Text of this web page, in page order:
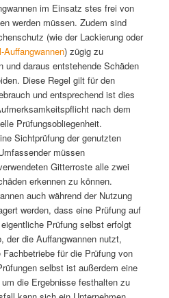
im Einsatz stes frei von
werden müssen. Zudem sind
(wie der Lackierung oder
Auffangwannen) zügig zu
und daraus entstehende Schäden
Diese Regel gilt für den
und entsprechend ist dies
nach dem
Prüfungsobliegenheit.
Sichtprüfung der genutzten
müssen
Gitterroste alle zwei
erkennen zu können.
auch während der Nutzung
werden, dass eine Prüfung auf
Prüfung selbst erfolgt
der die Auffangwannen nutzt,
für die Prüfung von
selbst ist außerdem eine
die Ergebnisse festhalten zu